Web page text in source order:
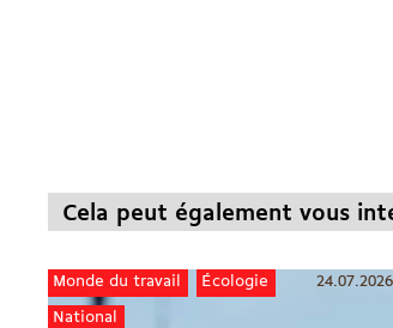
Cela peut également vous
Monde du travail
Écologie
National
24.07.2026